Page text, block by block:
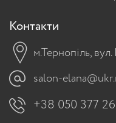
Контакти
м.Тернопіль, вул.
salon-
+38 050 377